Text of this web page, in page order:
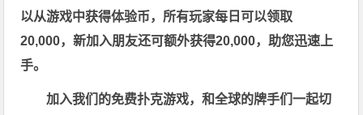
以从游戏中获得体验币，所有玩家每日可以领取
20,000，新加入朋友还可额外获得20,000，助您迅速上
手。
加入我们的免费扑克游戏，和全球的牌手们一起切